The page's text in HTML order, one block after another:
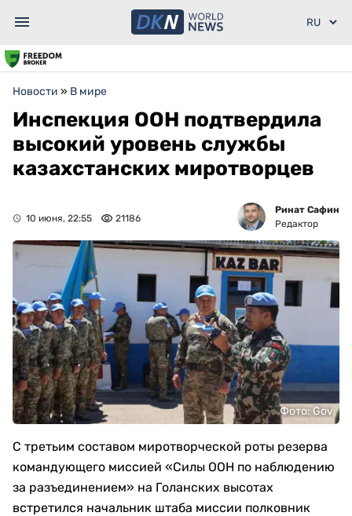
Новости » В мире
Инспекция ООН подтвердила
высокий уровень службы
казахстанских миротворцев
10 июня, 22:55 21186
Ринат Сафин
Редактор
Фото: Gov
С третьим составом миротворческой роты резерва
командующего миссией «Силы ООН по наблюдению
за разъединением» на Голанских высотах
встретился начальник штаба миссии полковник